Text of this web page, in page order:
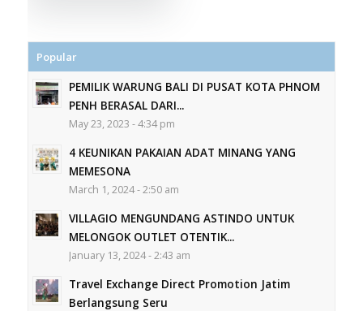
Popular
PEMILIK WARUNG BALI DI PUSAT KOTA PHNOM
PENH BERASAL DARI...
May 23, 2023 - 4:34 pm
4 KEUNIKAN PAKAIAN ADAT MINANG YANG
MEMESONA
March 1, 2024 - 2:50 am
VILLAGIO MENGUNDANG ASTINDO UNTUK
MELONGOK OUTLET OTENTIK...
January 13, 2024 - 2:43 am
Travel Exchange Direct Promotion Jatim
Berlangsung Seru